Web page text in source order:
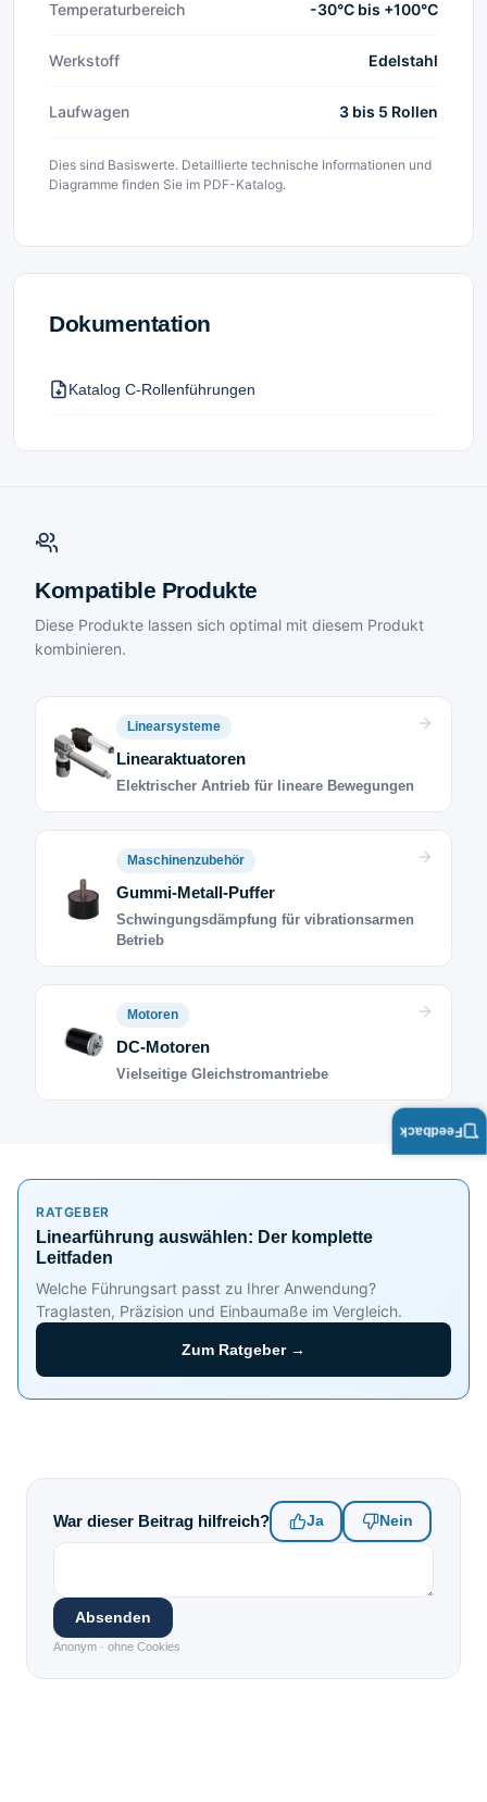
Temperaturbereich -30°C bis +100°C
Werkstoff Edelstahl
Laufwagen 3 bis 5 Rollen
Dies sind Basiswerte. Detaillierte technische Informationen und
Diagramme finden Sie im PDF-Katalog.
Dokumentation
Katalog C-Rollenführungen
Kompatible Produkte
Diese Produkte lassen sich optimal mit diesem Produkt
kombinieren.
Linearsysteme
Linearaktuatoren
Elektrischer Antrieb für lineare Bewegungen
Maschinenzubehör
Gummi-Metall-Puffer
Schwingungsdämpfung für vibrationsarmen
Betrieb
Motoren
DC-Motoren
Vielseitige Gleichstromantriebe
RATGEBER
Linearführung auswählen: Der komplette
Leitfaden
Welche Führungsart passt zu Ihrer Anwendung?
Traglasten, Präzision und Einbaumaße im Vergleich.
Zum Ratgeber →
War dieser Beitrag hilfreich? Ja Nein
Absenden
Anonym · ohne Cookies
Feedback